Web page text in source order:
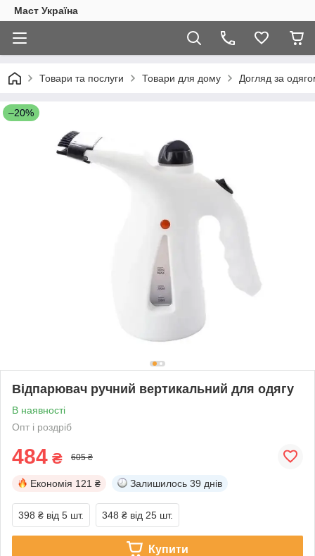
Маст Україна
Товари та послуги Товари для дому Догляд за
–20%
Відпарювач ручний вертикальний для одягу
В наявності
Опт і роздріб
484 ₴ 605 ₴
Економія 121 ₴ Залишилось 39 днів
398 ₴ від 5 шт. 348 ₴ від 25 шт.
Купити